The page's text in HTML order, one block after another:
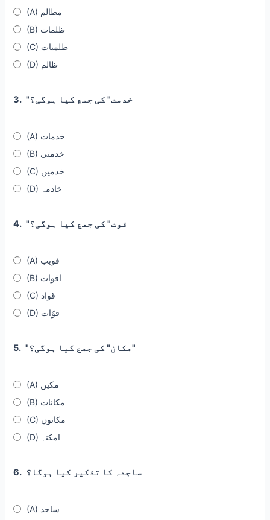
(A) مظالم
(B) ظلمات
(C) ظلمیات
(D) ظالم
3. "خدمت" کی جمع کیا ہوگی؟
(A) خدمات
(B) خدمتی
(C) خدمیں
(D) خادمہ
4. "قوت" کی جمع کیا ہوگی؟
(A) قویب
(B) اقوات
(C) قواد
(D) قوّات
5. "مکان" کی جمع کیا ہوگی؟"
(A) مکین
(B) مکانات
(C) مکانوں
(D) امکنہ
6. ساجدہ کا تذکیر کیا ہوگا؟
(A) ساجد